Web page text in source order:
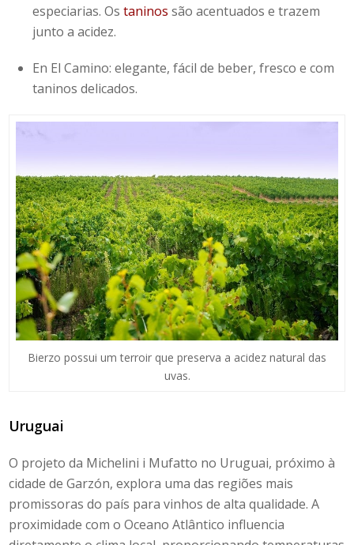
especiarias. Ostaninos são acentuados e trazem
junto a acidez.
En El Camino:elegante, fácil de beber, fresco e com
taninos delicados.
Bierzo possui um terroir que preserva a acidez natural das
uvas.
Uruguai
O projeto da Michelini i Mufatto no Uruguai, próximo à
cidade de Garzón, explora uma das regiões mais
promissoras do país para vinhos de alta qualidade. A
proximidade com o Oceano Atlântico influencia